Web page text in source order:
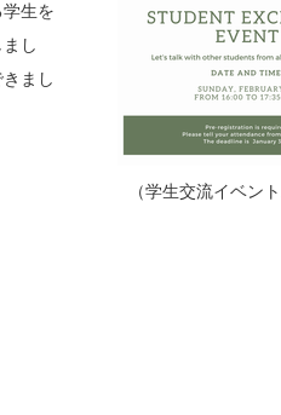
（学生交流イベン
生を
し
まし